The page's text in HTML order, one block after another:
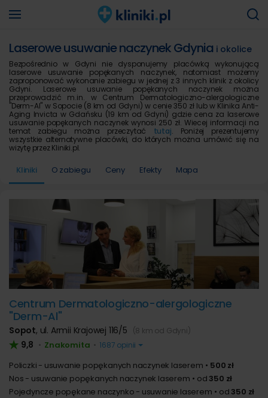
Laserowe usuwanie naczynek Gdynia i okolice
Bezpośrednio w Gdyni nie dysponujemy placówką wykonującą
laserowe usuwanie popękanych naczynek, natomiast możemy
zaproponować wykonanie zabiegu w jednej z 3 innych klinik z okolicy
Gdyni. Laserowe usuwanie popękanych naczynek można
przeprowadzić m.in. w Centrum Dermatologiczno-alergologiczne
"Derm-Al" w Sopocie (8 km od Gdyni) w cenie 350 zł lub w Klinika Anti-
Aging Invicta w Gdańsku (19 km od Gdyni) gdzie cena za laserowe
usuwanie popękanych naczynek wynosi 250 zł. Wiecej informacji na
temat zabiegu można przeczytać tutaj. Poniżej prezentujemy
wszystkie alternatywne placówki, do których można umówić się na
wizytę przez Kliniki.pl.
Kliniki O zabiegu Ceny Efekty Mapa
Centrum Dermatologiczno-alergologiczne
"Derm-Al"
Sopot, ul. Armii Krajowej 116/5 (8 km od Gdyni)
9,8 • Znakomita • 1687 opinii
Policzki - usuwanie popękanych naczynek laserem
500 zł
Nos - usuwanie popękanych naczynek laserem
od 350 zł
Pojedyncze popękane naczynko - usuwanie laserem
od 350 zł